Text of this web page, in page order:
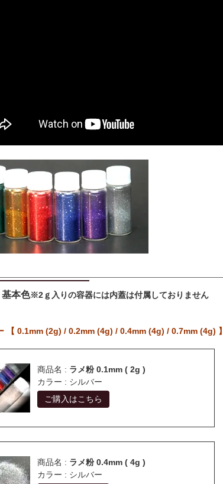
本色※2ｇ入りの容器には内蓋は付属しておりません
【 0.1mm (2g) / 0.2mm (4g) / 0.4mm (4g) / 0.7mm (4g) 】
商品名 : ラメ粉 0.1mm ( 2g )
カラー : シルバー
ご購入はこちら
商品名 : ラメ粉 0.4mm ( 4g )
カラー : シルバー